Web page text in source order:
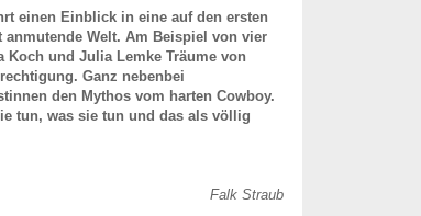
einen Einblick in eine auf den ersten
Welt. Am Beispiel von vier
und Julia Lemke Träume von
Ganz nebenbei
den Mythos vom harten Cowboy.
tun, was sie tun und das als völlig
Falk Straub